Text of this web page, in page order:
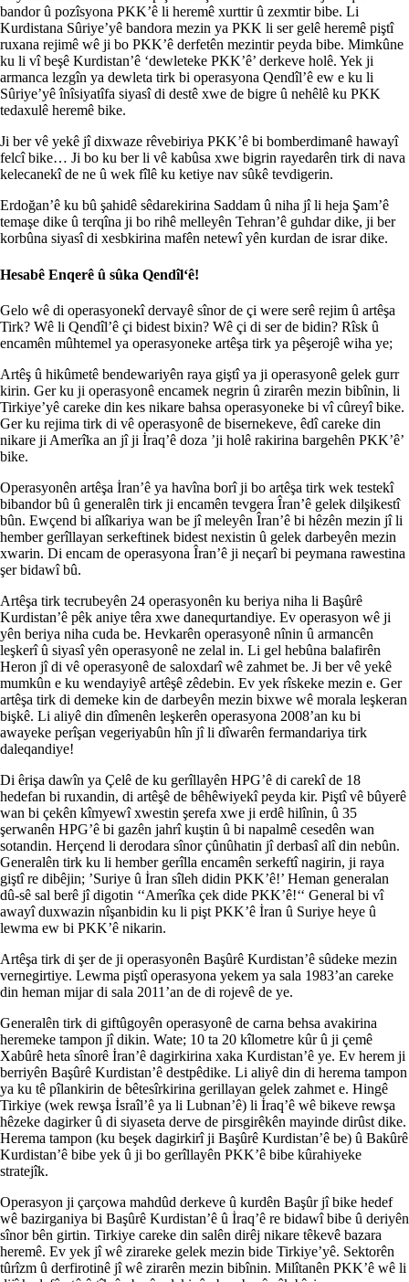
bandor û pozîsyona PKK’ê li heremê xurttir û zexmtir bibe. Li
Kurdistana Sûriye’yê bandora mezin ya PKK li ser gelê heremê piştî
ruxana rejimê wê ji bo PKK’ê derfetên mezintir peyda bibe. Mimkûne
ku li vî beşê Kurdistan’ê ‘dewleteke PKK’ê’ derkeve holê. Yek ji
armanca lezgîn ya dewleta tirk bi operasyona Qendîl’ê ew e ku li
Sûriye’yê înîsiyatîfa siyasî di destê xwe de bigre û nehêlê ku PKK
tedaxulê heremê bike.
Ji ber vê yekê jî dixwaze rêvebiriya PKK’ê bi bomberdimanê hawayî
felcî bike… Ji bo ku ber li vê kabûsa xwe bigrin rayedarên tirk di nava
kelecanekî de ne û wek fîlê ku ketiye nav sûkê tevdigerin.
Erdoğan’ê ku bû şahidê sêdarekirina Saddam û niha jî li heja Şam’ê
temaşe dike û terqîna ji bo rihê melleyên Tehran’ê guhdar dike, ji ber
korbûna siyasî di xesbkirina mafên netewî yên kurdan de israr dike.
Hesabê Enqerê û sûka Qendîl‘ê!
Gelo wê di operasyonekî dervayê sînor de çi were serê rejim û artêşa
Tirk? Wê li Qendîl’ê çi bidest bixin? Wê çi di ser de bidin? Rîsk û
encamên mûhtemel ya operasyoneke artêşa tirk ya pêşerojê wiha ye;
Artêş û hikûmetê bendewariyên raya giştî ya ji operasyonê gelek gurr
kirin. Ger ku ji operasyonê encamek negrin û zirarên mezin bibînin, li
Tirkiye’yê careke din kes nikare bahsa operasyoneke bi vî cûreyî bike.
Ger ku rejima tirk di vê operasyonê de bisernekeve, êdî careke din
nikare ji Amerîka an jî ji İraq’ê doza ’ji holê rakirina bargehên PKK’ê’
bike.
Operasyonên artêşa İran’ê ya havîna borî ji bo artêşa tirk wek testekî
bibandor bû û generalên tirk ji encamên tevgera Îran’ê gelek dilşikestî
bûn. Ewçend bi alîkariya wan be jî meleyên Îran’ê bi hêzên mezin jî li
hember gerîllayan serkeftinek bidest nexistin û gelek darbeyên mezin
xwarin. Di encam de operasyona Îran’ê ji neçarî bi peymana rawestina
şer bidawî bû.
Artêşa tirk tecrubeyên 24 operasyonên ku beriya niha li Başûrê
Kurdistan’ê pêk aniye têra xwe danequrtandiye. Ev operasyon wê ji
yên beriya niha cuda be. Hevkarên operasyonê nînin û armancên
leşkerî û siyasî yên operasyonê ne zelal in. Li gel hebûna balafirên
Heron jî di vê operasyonê de saloxdarî wê zahmet be. Ji ber vê yekê
mumkûn e ku wendayiyê artêşê zêdebin. Ev yek rîskeke mezin e. Ger
artêşa tirk di demeke kin de darbeyên mezin bixwe wê morala leşkeran
bişkê. Li aliyê din dîmenên leşkerên operasyona 2008’an ku bi
awayeke perîşan vegeriyabûn hîn jî li dîwarên fermandariya tirk
daleqandiye!
Di êrişa dawîn ya Çelê de ku gerîllayên HPG’ê di carekî de 18
hedefan bi ruxandin, di artêşê de bêhêwiyekî peyda kir. Piştî vê bûyerê
wan bi çekên kîmyewî xwestin şerefa xwe ji erdê hilînin, û 35
şerwanên HPG’ê bi gazên jahrî kuştin û bi napalmê cesedên wan
sotandin. Herçend li derodara sînor çûnûhatin jî derbasî alî din nebûn.
Generalên tirk ku li hember gerîlla encamên serkeftî nagirin, ji raya
giştî re dibêjin; ’Suriye û İran sîleh didin PKK’ê!’ Heman generalan
dû-sê sal berê jî digotin ‘‘Amerîka çek dide PKK’ê!‘‘ General bi vî
awayî duxwazin nîşanbidin ku li pişt PKK’ê İran û Suriye heye û
lewma ew bi PKK’ê nikarin.
Artêşa tirk di şer de ji operasyonên Başûrê Kurdistan’ê sûdeke mezin
vernegirtiye. Lewma piştî operasyona yekem ya sala 1983’an careke
din heman mijar di sala 2011’an de di rojevê de ye.
Generalên tirk di giftûgoyên operasyonê de carna behsa avakirina
heremeke tampon jî dikin. Wate; 10 ta 20 kîlometre kûr û ji çemê
Xabûrê heta sînorê İran’ê dagirkirina xaka Kurdistan’ê ye. Ev herem ji
berriyên Başûrê Kurdistan’ê destpêdike. Li aliyê din di herema tampon
ya ku tê pîlankirin de bêtesîrkirina gerillayan gelek zahmet e. Hingê
Tirkiye (wek rewşa İsraîl’ê ya li Lubnan’ê) li İraq’ê wê bikeve rewşa
hêzeke dagirker û di siyaseta derve de pirsgirêkên mayinde dirûst dike.
Herema tampon (ku beşek dagirkirî ji Başûrê Kurdistan’ê be) û Bakûrê
Kurdistan’ê bibe yek û ji bo gerîllayên PKK’ê bibe kûrahiyeke
stratejîk.
Operasyon ji çarçowa mahdûd derkeve û kurdên Başûr jî bike hedef
wê bazirganiya bi Başûrê Kurdistan’ê û İraq’ê re bidawî bibe û deriyên
sînor bên girtin. Tirkiye careke din salên dirêj nikare têkevê bazara
heremê. Ev yek jî wê zirareke gelek mezin bide Tirkiye’yê. Sektorên
tûrîzm û derfirotinê jî wê zirarên mezin bibînin. Milîtanên PKK’ê wê li